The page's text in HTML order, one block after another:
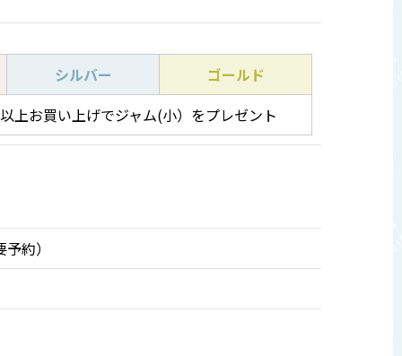
シルバー
ゴールド
上お買い上げでジャム(小）をプレゼント
約）